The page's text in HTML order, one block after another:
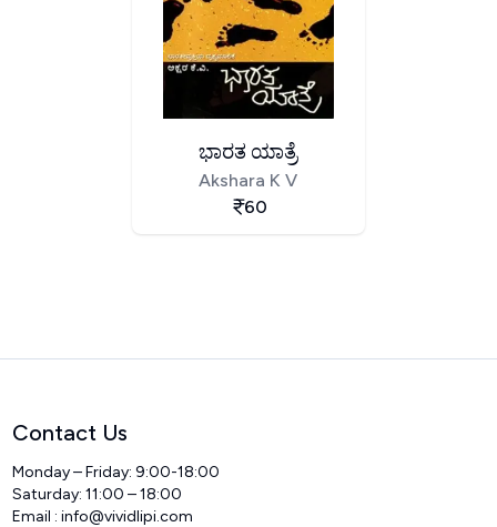
ಭಾರತ ಯಾತ್ರೆ
Akshara K V
60
Contact Us
Monday – Friday: 9:00-18:00
Saturday: 11:00 – 18:00
Email :info@vividlipi.com